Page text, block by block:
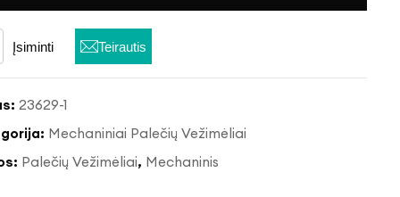
Įsiminti Teirautis
23629-1
Mechaniniai Palečių Vežimėliai
Palečių Vežimėliai, Mechaninis